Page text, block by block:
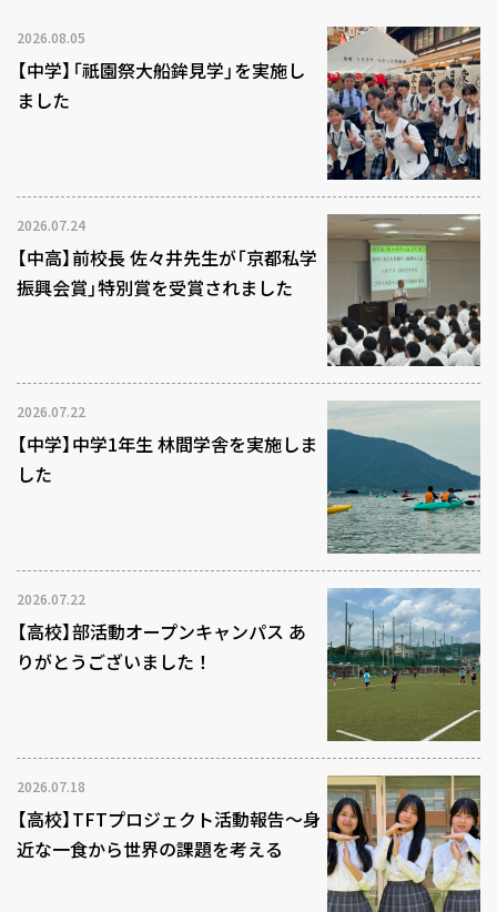
2026.08.05
【中学】「祇園祭大船鉾見学」を実施し
ました
2026.07.24
【中高】前校長 佐々井先生が「京都私学
振興会賞」特別賞を受賞されました
2026.07.22
【中学】中学1年生 林間学舎を実施しま
した
2026.07.22
【高校】部活動オープンキャンパス あ
りがとうございました！
2026.07.18
【高校】TFTプロジェクト活動報告～身
近な一食から世界の課題を考える